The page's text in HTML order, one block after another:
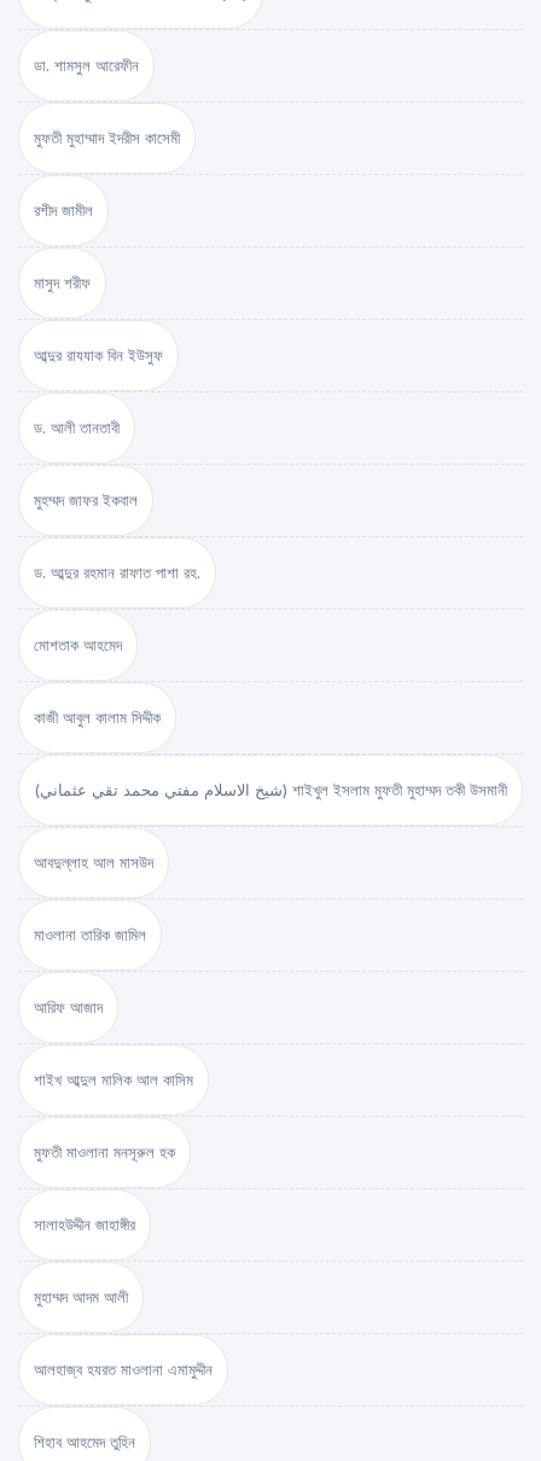
ডা. শামসুল আরেফীন
মুফতী মুহাম্মাদ ইদরীস কাসেমী
রশীদ জামীল
মাসুদ শরীফ
আব্দুর রাযযাক বিন ইউসুফ
ড. আলী তানতাবী
মুহম্মদ জাফর ইকবাল
ড. আব্দুর রহমান রাফাত পাশা রহ.
মোশতাক আহমেদ
কাজী আবুল কালাম সিদ্দীক
(شيخ الاسلام مفتي محمد تقي عثماني) শাইখুল ইসলাম মুফতী মুহাম্মদ তকী উসমানী
আবদুল্লাহ আল মাসউদ
মাওলানা তারিক জামিল
আরিফ আজাদ
শাইখ আব্দুল মালিক আল কাসিম
মুফতী মাওলানা মনসূরুল হক
সালাহউদ্দীন জাহাঙ্গীর
মুহাম্মদ আদম আলী
আলহাজ্ব হযরত মাওলানা এমামুদ্দীন
শিহাব আহমেদ তুহিন